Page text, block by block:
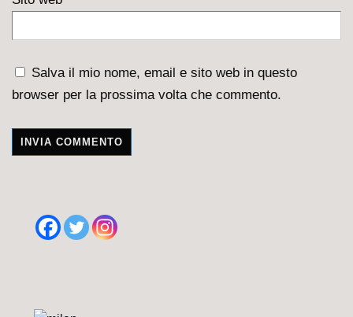
Salva il mio nome, email e sito web in questo
browser per la prossima volta che commento.